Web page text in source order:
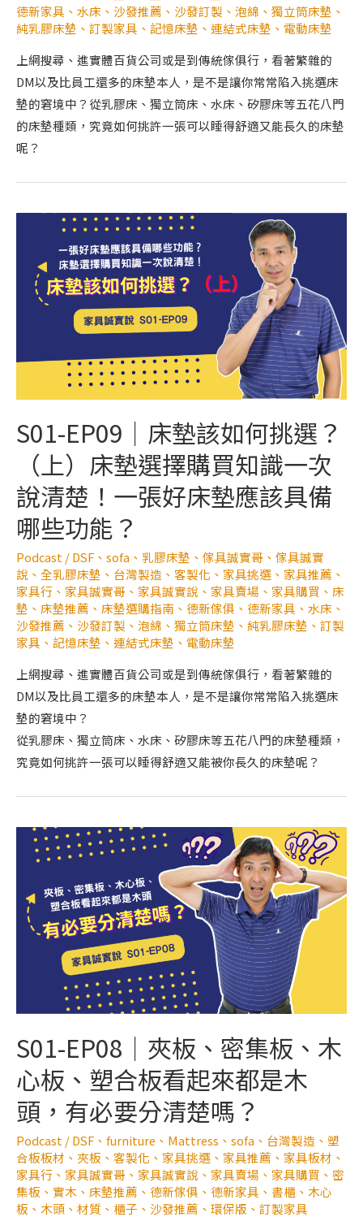
德新家具 、 水床 、 沙發推薦 、 沙發訂製 、 泡綿 、 獨立筒床墊 、
純乳膠床墊 、 訂製家具 、 記憶床墊 、 連結式床墊 、 電動床墊
上網搜尋、進實體百貨公司或是到傳統傢俱行，看著繁雜的
DM以及比員工還多的床墊本人，是不是讓你常常陷入挑選床
墊的窘境中？從乳膠床、獨立筒床、水床、矽膠床等五花八門
的床墊種類，究竟如何挑許一張可以睡得舒適又能長久的床墊
呢？
S01-EP09｜床墊該如何挑選？
（上）床墊選擇購買知識一次
說清楚！一張好床墊應該具備
哪些功能？
Podcast/DSF 、 sofa 、 乳膠床墊 、 傢具誠實哥 、 傢具誠實
說 、 全乳膠床墊 、 台灣製造 、 客製化 、 家具挑選 、 家具推薦 、
家具行 、 家具誠實哥 、 家具誠實說 、 家具賣場 、 家具購買 、 床
墊 、 床墊推薦 、 床墊選購指南 、 德新傢俱 、 德新家具 、 水床 、
沙發推薦 、 沙發訂製 、 泡綿 、 獨立筒床墊 、 純乳膠床墊 、 訂製
家具 、 記憶床墊 、 連結式床墊 、 電動床墊
上網搜尋、進實體百貨公司或是到傳統傢俱行，看著繁雜的
DM以及比員工還多的床墊本人，是不是讓你常常陷入挑選床
墊的窘境中？
從乳膠床、獨立筒床、水床、矽膠床等五花八門的床墊種類，
究竟如何挑許一張可以睡得舒適又能被你長久的床墊呢？
S01-EP08｜夾板、密集板、木
心板、塑合板看起來都是木
頭，有必要分清楚嗎？
Podcast /DSF 、 furniture 、 Mattress 、 sofa 、 台灣製造 、 塑
合板板材 、 夾板 、 客製化 、 家具挑選 、 家具推薦 、 家具板材 、
家具行 、 家具誠實哥 、 家具誠實說 、 家具賣場 、 家具購買 、 密
集板 、 實木 、 床墊推薦 、 德新傢俱 、 德新家具 、 書櫃 、 木心
板 、 木頭 、 材質 、 櫃子 、 沙發推薦 、 環保版 、 訂製家具